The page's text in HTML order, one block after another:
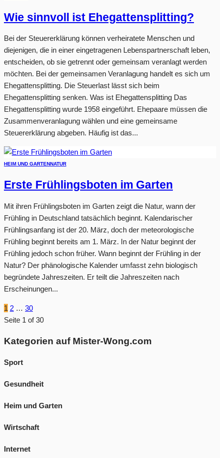
Wie sinnvoll ist Ehegattensplitting?
Bei der Steuererklärung können verheiratete Menschen und
diejenigen, die in einer eingetragenen Lebenspartnerschaft leben,
entscheiden, ob sie getrennt oder gemeinsam veranlagt werden
möchten. Bei der gemeinsamen Veranlagung handelt es sich um
Ehegattensplitting. Die Steuerlast lässt sich beim
Ehegattensplitting senken. Was ist Ehegattensplitting Das
Ehegattensplitting wurde 1958 eingeführt. Ehepaare müssen die
Zusammenveranlagung wählen und eine gemeinsame
Steuererklärung abgeben. Häufig ist das...
HEIM UND GARTEN NATUR
Erste Frühlingsboten im Garten
Mit ihren Frühlingsboten im Garten zeigt die Natur, wann der
Frühling in Deutschland tatsächlich beginnt. Kalendarischer
Frühlingsanfang ist der 20. März, doch der meteorologische
Frühling beginnt bereits am 1. März. In der Natur beginnt der
Frühling jedoch schon früher. Wann beginnt der Frühling in der
Natur? Der phänologische Kalender umfasst zehn biologisch
begründete Jahreszeiten. Er teilt die Jahreszeiten nach
Erscheinungen...
1 2 … 30
Seite 1 of 30
Kategorien auf Mister-Wong.com
Sport
Gesundheit
Heim und Garten
Wirtschaft
Internet